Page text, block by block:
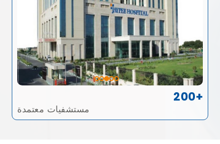
200+
مستشفيات معتمدة